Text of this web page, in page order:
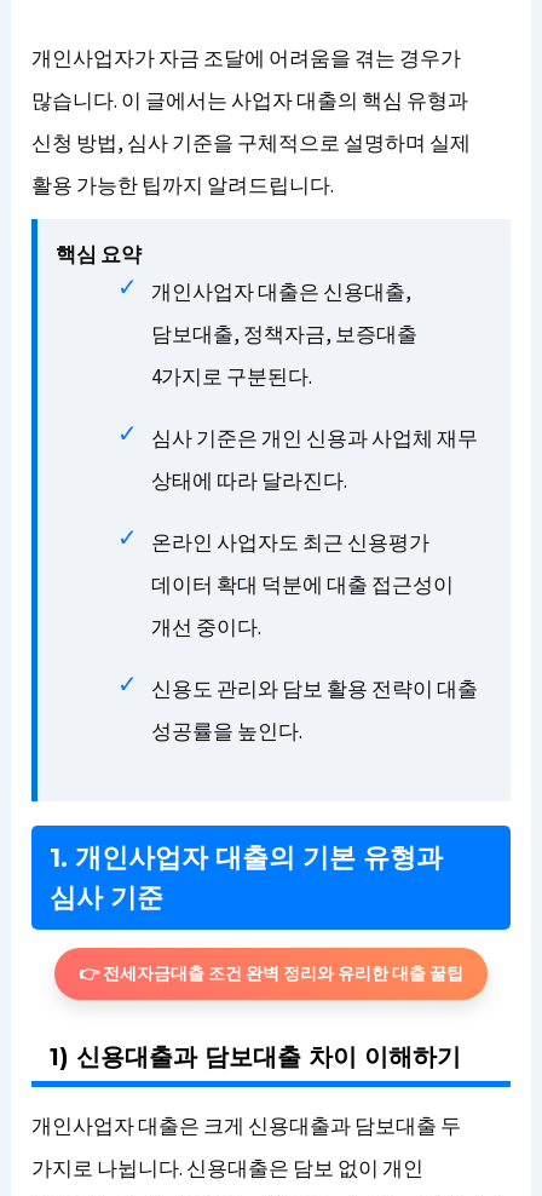
개인사업자가 자금 조달에 어려움을 겪는 경우가
많습니다. 이 글에서는 사업자 대출의 핵심 유형과
신청 방법, 심사 기준을 구체적으로 설명하며 실제
활용 가능한 팁까지 알려드립니다.
핵심 요약
개인사업자 대출은 신용대출,
담보대출, 정책자금, 보증대출
4가지로 구분된다.
심사 기준은 개인 신용과 사업체 재무
상태에 따라 달라진다.
온라인 사업자도 최근 신용평가
데이터 확대 덕분에 대출 접근성이
개선 중이다.
신용도 관리와 담보 활용 전략이 대출
성공률을 높인다.
1. 개인사업자 대출의 기본 유형과
심사 기준
👉 전세자금대출 조건 완벽 정리와 유리한 대출 꿀팁
1) 신용대출과 담보대출 차이 이해하기
개인사업자 대출은 크게 신용대출과 담보대출 두
가지로 나뉩니다. 신용대출은 담보 없이 개인